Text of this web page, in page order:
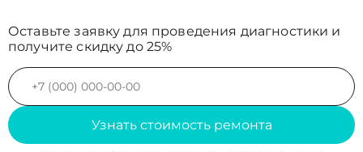
Оставьте заявку для проведения диагностики и
получите скидку до 25%
Узнать стоимость ремонта